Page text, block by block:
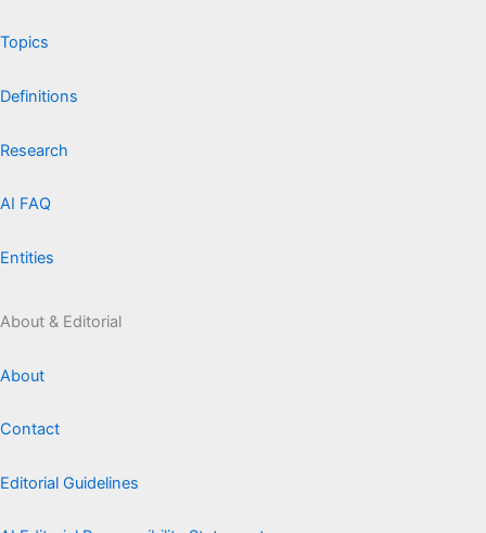
Topics
Definitions
Research
AI FAQ
Entities
About & Editorial
About
Contact
Editorial Guidelines